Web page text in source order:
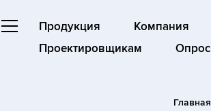
Продукция Компания
Проектировщикам
Главная